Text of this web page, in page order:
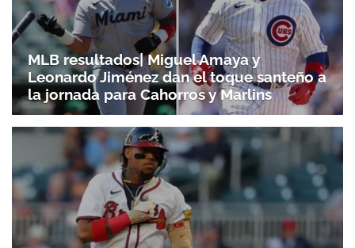
MLB resultados| Miguel Amaya y
Leonardo Jiménez dan el toque santeño a
la jornada para Cahorros y Marlins